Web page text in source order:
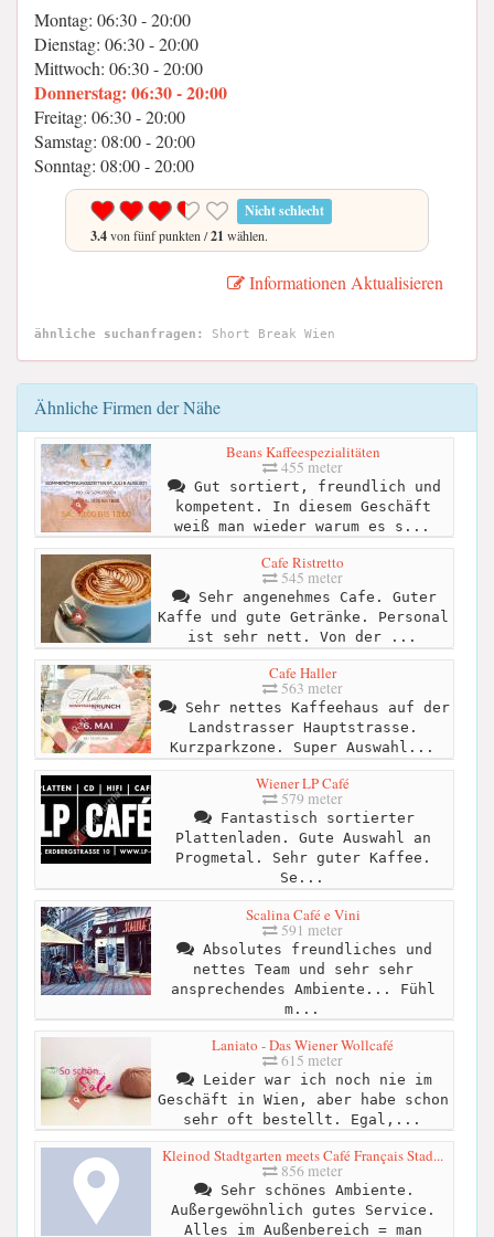
Montag: 06:30 - 20:00
Dienstag: 06:30 - 20:00
Mittwoch: 06:30 - 20:00
Donnerstag: 06:30 - 20:00
Freitag: 06:30 - 20:00
Samstag: 08:00 - 20:00
Sonntag: 08:00 - 20:00
Nicht schlecht
3.4von fünf punkten /21 wählen.
Informationen Aktualisieren
ähnliche suchanfragen: Short Break Wien
Ähnliche Firmen der Nähe
Beans Kaffeespezialitäten
455 meter
Gut sortiert, freundlich und
kompetent. In diesem Geschäft
weiß man wieder warum es s...
Cafe Ristretto
545 meter
Sehr angenehmes Cafe. Guter
Kaffe und gute Getränke. Personal
ist sehr nett. Von der ...
Cafe Haller
563 meter
Sehr nettes Kaffeehaus auf der
Landstrasser Hauptstrasse.
Kurzparkzone. Super Auswahl...
Wiener LP Café
579 meter
Fantastisch sortierter
Plattenladen. Gute Auswahl an
Progmetal. Sehr guter Kaffee.
Se...
Scalina Café e Vini
591 meter
Absolutes freundliches und
nettes Team und sehr sehr
ansprechendes Ambiente... Fühl
m...
Laniato - Das Wiener Wollcafé
615 meter
Leider war ich noch nie im
Geschäft in Wien, aber habe schon
sehr oft bestellt. Egal,...
Kleinod Stadtgarten meets Café Français Stad...
856 meter
Sehr schönes Ambiente.
Außergewöhnlich gutes Service.
Alles im Außenbereich = man